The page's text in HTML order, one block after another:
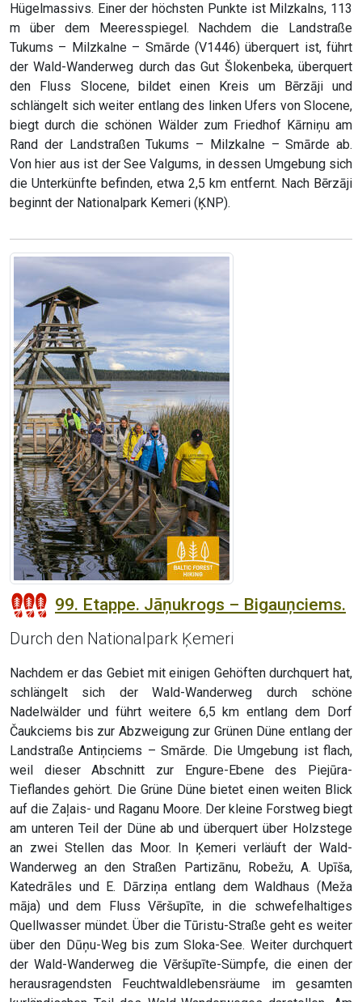
Hügelmassivs. Einer der höchsten Punkte ist Milzkalns, 113
m über dem Meeresspiegel. Nachdem die Landstraße
Tukums – Milzkalne – Smārde (V1446) überquert ist, führt
der Wald-Wanderweg durch das Gut Šlokenbeka, überquert
den Fluss Slocene, bildet einen Kreis um Bērzāji und
schlängelt sich weiter entlang des linken Ufers von Slocene,
biegt durch die schönen Wälder zum Friedhof Kārniņu am
Rand der Landstraßen Tukums – Milzkalne – Smārde ab.
Von hier aus ist der See Valgums, in dessen Umgebung sich
die Unterkünfte befinden, etwa 2,5 km entfernt. Nach Bērzāji
beginnt der Nationalpark Kemeri (ĶNP).
99. Etappe. Jāņukrogs – Bigauņciems.
Durch den Nationalpark Ķemeri
Nachdem er das Gebiet mit einigen Gehöften durchquert hat,
schlängelt sich der Wald-Wanderweg durch schöne
Nadelwälder und führt weitere 6,5 km entlang dem Dorf
Čaukciems bis zur Abzweigung zur Grünen Düne entlang der
Landstraße Antiņciems – Smārde. Die Umgebung ist flach,
weil dieser Abschnitt zur Engure-Ebene des Piejūra-
Tieflandes gehört. Die Grüne Düne bietet einen weiten Blick
auf die Zaļais- und Raganu Moore. Der kleine Forstweg biegt
am unteren Teil der Düne ab und überquert über Holzstege
an zwei Stellen das Moor. In Ķemeri verläuft der Wald-
Wanderweg an den Straßen Partizānu, Robežu, A. Upīša,
Katedrāles und E. Dārziņa entlang dem Waldhaus (Meža
māja) und dem Fluss Vēršupīte, in die schwefelhaltiges
Quellwasser mündet. Über die Tūristu-Straße geht es weiter
über den Dūņu-Weg bis zum Sloka-See. Weiter durchquert
der Wald-Wanderweg die Vēršupīte-Sümpfe, die einen der
herausragendsten Feuchtwaldlebensräume im gesamten